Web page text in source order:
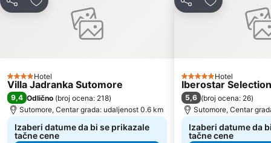
Stari Grad
Sveti Toma
Almara Beach
Stari Bar
Skadarsko jezero - Schkodra
Safari
Deli Dodati u favorite
4 Zvezdice
Hotel
Villa Jadranka Sutomore
9,4 Odlično (broj ocena: 218)
Sutomore, Centar grada: udaljenost 0.6 km
Izaberi datume da bi se prikazale
tačne cene
Deli Dodati u
5 Zvezdice
Hotel
Iberostar
5,6 (broj ocena: 26)
Sutomore, Centar
Izaberi datume da
tačne cene